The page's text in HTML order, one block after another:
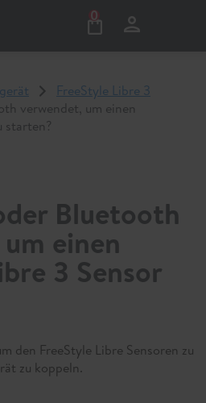
0
FreeStyle Libre 3
verwendet, um einen
starten?
Bluetooth
einen
3 Sensor
den FreeStyle Libre Sensoren zu
zu koppeln.